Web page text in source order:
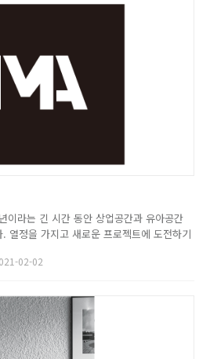
이라는 긴 시간 동안 상업공간과 유아공간
열정을 가지고 새로운 프로젝트에 도전하기
간을 통해 고객들과 사용자들이 독특한 경험
02-02